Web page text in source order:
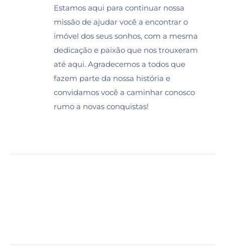
Estamos aqui para continuar nossa
missão de ajudar você a encontrar o
imóvel dos seus sonhos, com a mesma
dedicação e paixão que nos trouxeram
até aqui. Agradecemos a todos que
fazem parte da nossa história e
convidamos você a caminhar conosco
rumo a novas conquistas!